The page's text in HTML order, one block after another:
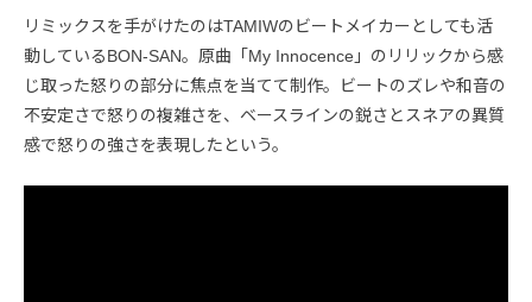
リミックスを手がけたのはTAMIWのビートメイカーとしても活
動しているBON-SAN。原曲「My Innocence」のリリックから感
じ取った怒りの部分に焦点を当てて制作。ビートのズレや和音の
不安定さで怒りの複雑さを、ベースラインの鋭さとスネアの異質
感で怒りの強さを表現したという。